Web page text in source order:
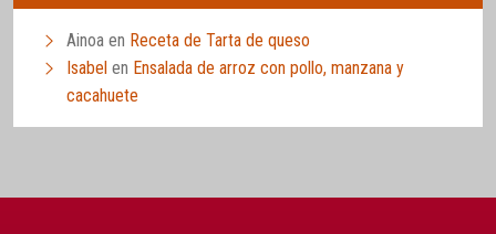
Ainoa en Receta de Tarta de queso
Isabel en Ensalada de arroz con pollo, manzana y
cacahuete